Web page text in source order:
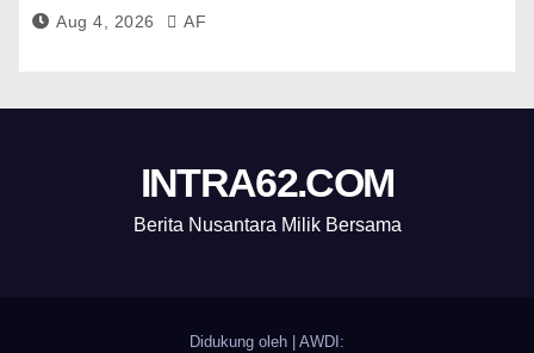
Aug 4, 2026 AF
INTRA62.COM
Berita Nusantara Milik Bersama
Didukung oleh AWDI: